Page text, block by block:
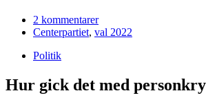
2 kommentarer
Centerpartiet, val 2022
Politik
Hur gick det med